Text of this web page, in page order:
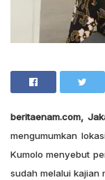
beritaenam.com,
mengumumkan
Kumolo menyebut
sudah melalui kajian